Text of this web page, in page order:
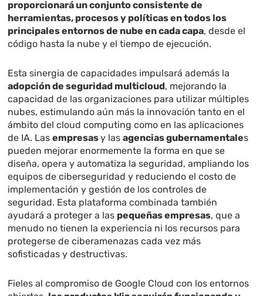
proporcionará un conjunto consistente de
herramientas, procesos y políticas en todos los
principales entornos de nube en cada capa, desde el
código hasta la nube y el tiempo de ejecución.
Esta sinergia de capacidades impulsará además la
adopción de seguridad multicloud, mejorando la
capacidad de las organizaciones para utilizar múltiples
nubes, estimulando aún más la innovación tanto en el
ámbito del cloud computing como en las aplicaciones
de IA. Lasempresasy lasagencias gubernamentales
pueden mejorar enormemente la forma en que se
diseña, opera y automatiza la seguridad, ampliando los
equipos de ciberseguridad y reduciendo el costo de
implementación y gestión de los controles de
seguridad. Esta plataforma combinada también
ayudará a proteger a las pequeñas empresas, que a
menudo no tienen la experiencia ni los recursos para
protegerse de ciberamenazas cada vez más
sofisticadas y destructivas.
Fieles al compromiso de Google Cloud con los entornos